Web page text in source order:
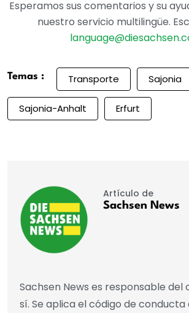
Esperamos sus comentarios y su
nuestro servicio multilingüe.
Temas : Transporte Sajonia
Sajonia-Anhalt Erfurt
Artículo de
Sachsen News
Sachsen News es responsable del
sí. Se aplica el código de conducta